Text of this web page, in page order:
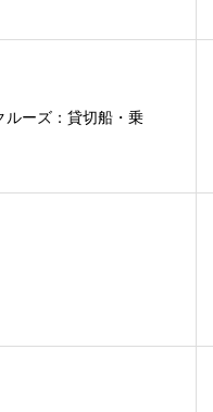
ーズ：貸切船・乗